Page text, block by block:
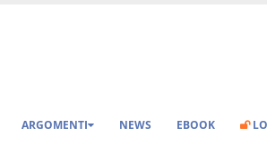
ARGOMENTI NEWS EBOOK